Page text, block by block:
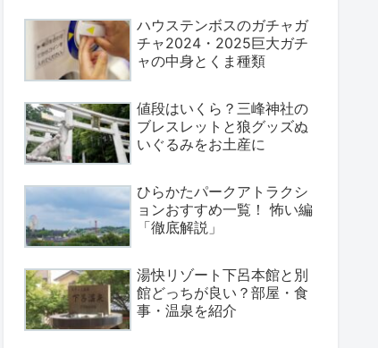
ハウステンボスのガチャガ
チャ2024・2025巨大ガチ
ャの中身とくま種類
値段はいくら？三峰神社の
ブレスレットと狼グッズぬ
いぐるみをお土産に
ひらかたパークアトラクシ
ョンおすすめ一覧！ 怖い編
「徹底解説」
湯快リゾート下呂本館と別
館どっちが良い？部屋・食
事・温泉を紹介